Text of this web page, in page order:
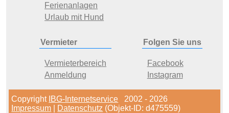
Ferienanlagen
Urlaub mit Hund
Vermieter
Vermieterbereich
Anmeldung
Folgen Sie uns
Facebook
Instagram
Copyright IBG-Internetservice 2002 - 2026
Impressum
Datenschutz (Objekt-ID: d475559)